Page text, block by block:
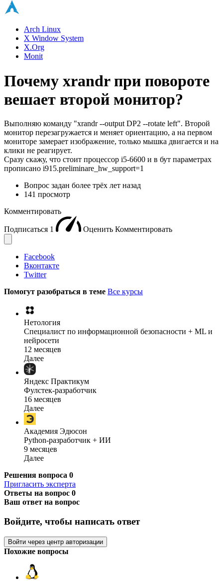
Arch Linux
X Window System
X.Org
Monit
Почему xrandr при повороте
вешает второй монитор?
Выполняю команду "xrandr --output DP2 --rotate left". Второй
монитор перезагружается и меняет ориентацию, а на первом
мониторе замерает изображение, только мышка двигается и на
клики не реагирует.
Сразу скажу, что стоит процессор i5-6600 и в бут параметрах
прописано i915.preliminare_hw_support=1
Вопрос задан более трёх лет назад
141 просмотр
Комментировать
Подписаться 1 Оценить Комментировать
Facebook
Вконтакте
Twitter
Помогут разобраться в теме Все курсы
Нетология
Специалист по информационной безопасности + ML и
нейросети
12 месяцев
Далее
Яндекс Практикум
Фулстек-разработчик
16 месяцев
Далее
Академия Эдюсон
Python-разработчик + ИИ
9 месяцев
Далее
Решения вопроса 0
Пригласить эксперта
Ответы на вопрос 0
Ваш ответ на вопрос
Войдите, чтобы написать ответ
Войти через центр авторизации
Похожие вопросы